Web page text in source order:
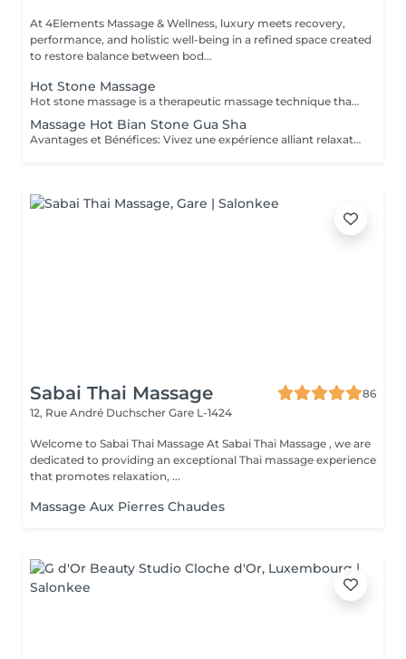
At 4Elements Massage & Wellness, luxury meets recovery,
performance, and holistic well-being in a refined space created
to restore balance between bod...
Hot Stone Massage
Hot stone massage is a therapeutic massage technique that uses **smooth, heated basalt stones** (volcanic rock that retains heat well). The warmth penetrates deep into muscles, allowing intense relaxation without heavy pressure. How it works 1. Heating the stones Stones are warmed in water to a safe temperature (typically ~5055 °C). 2. Stone placement The therapist places stones on key points of the body: * Along the spine * Shoulders and neck * Hands, legs, or between toes These areas correspond to major muscle groups and energy points. 3. Massage with stones The therapist also uses the stones as tools, gliding them over muscles with oil to combine heat and movement. Key benefits *Deep muscle relaxation* heat reduces muscle stiffness faster than hands alone *Pain & tension relief* ideal for chronic back/neck tension *Stress & anxiety reduction* strong calming effect on the nervous system *Improved circulation* heat increases blood flow and oxygen delivery *Better sleep* many clients feel deeply sedated afterward Who it's best for People with: * Chronic muscle tension * Stress, burnout, mental overload * Sedentary or highly physical lifestyles * Cold sensitivity or poor circulation Not recommended for: * Fever or acute inflammation * Skin infections or open wounds * Severe cardiovascular issues * Neuropathy with reduced heat sensation What it feels like * Very relaxing, warm, grounding * Pressure is usually gentle to medium * Many clients drift into a meditative or sleep-like state It is NOT a sports or deep-tissue massage, but the heat allows muscles to release deeply without pain.
Massage Hot Bian Stone Gua Sha
Avantages et Bénéfices: Vivez une expérience alliant relaxation profonde et revitalisation musculaire. Grâce au Bian Stone et à la technique du Gua Sha, ce massage apaise les douleurs, détend les tensions et stimule la circulation sanguine, tout en procurant un moment de calme et d'équilibre intérieur. Les principaux bénéfices : - Soulagement des douleurs et tensions musculaires - Réduction de l'inflammation et fatigue musculaire - Amélioration de la circulation sanguine et lymphatique - Relaxation profonde du corps et de l'esprit - Diminution du stress et apaisement du système nerveux - Favorise la récupération musculaire et l'équilibre énergétique
Sabai Thai Massage
86
12, Rue André Duchscher Gare L-1424
Welcome to Sabai Thai Massage At Sabai Thai Massage , we are
dedicated to providing an exceptional Thai massage experience
that promotes relaxation, ...
Massage Aux Pierres Chaudes